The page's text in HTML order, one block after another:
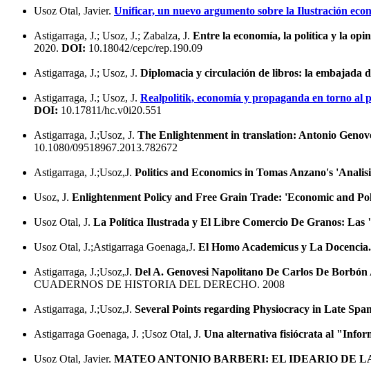
Usoz Otal, Javier. Unificar, un nuevo argumento sobre la Ilustración
Astigarraga, J.; Usoz, J.; Zabalza, J. Entre la economía, la política y la
2020. DOI: 10.18042/cepc/rep.190.09
Astigarraga, J.; Usoz, J. Diplomacia y circulación de libros: la embajada
Astigarraga, J.; Usoz, J. Realpolitik, economía y propaganda en torno al
DOI: 10.17811/hc.v0i20.551
Astigarraga, J.;Usoz, J. The Enlightenment in translation: Antonio
10.1080/09518967.2013.782672
Astigarraga, J.;Usoz,J. Politics and Economics in Tomas Anzano's
Usoz, J. Enlightenment Policy and Free Grain Trade: 'Economic and
Usoz Otal, J. La Política Ilustrada y El Libre Comercio De Granos: Las
Usoz Otal, J.;Astigarraga Goenaga,J. El Homo Academicus y La
Astigarraga, J.;Usoz,J. Del A. Genovesi Napolitano De Carlos De
CUADERNOS DE HISTORIA DEL DERECHO. 2008
Astigarraga, J.;Usoz,J. Several Points regarding Physiocracy in Late
Astigarraga Goenaga, J. ;Usoz Otal, J. Una alternativa fisiócrata al
Usoz Otal, Javier. MATEO ANTONIO BARBERI: EL IDEARIO DE